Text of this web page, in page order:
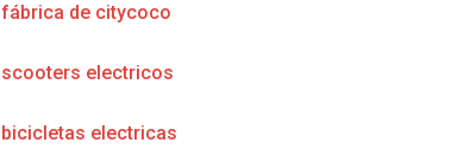
fábrica de citycoco
scooters electricos
bicicletas electricas